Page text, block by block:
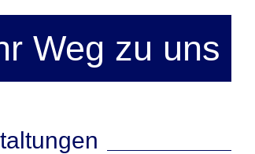
Weg zu uns